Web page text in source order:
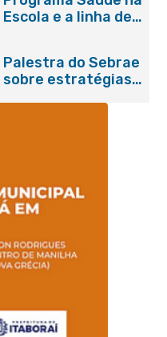
Escola e a linha de
promovem
conscientização
sobre hanseníase
Palestra do Sebrae
sobre estratégias